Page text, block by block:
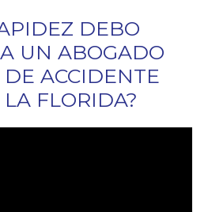
DEBO
UN ABOGADO
ACCIDENTE
FLORIDA?